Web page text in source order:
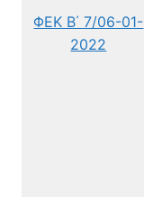
ΦΕΚ Β΄ 7/06-01-
2022